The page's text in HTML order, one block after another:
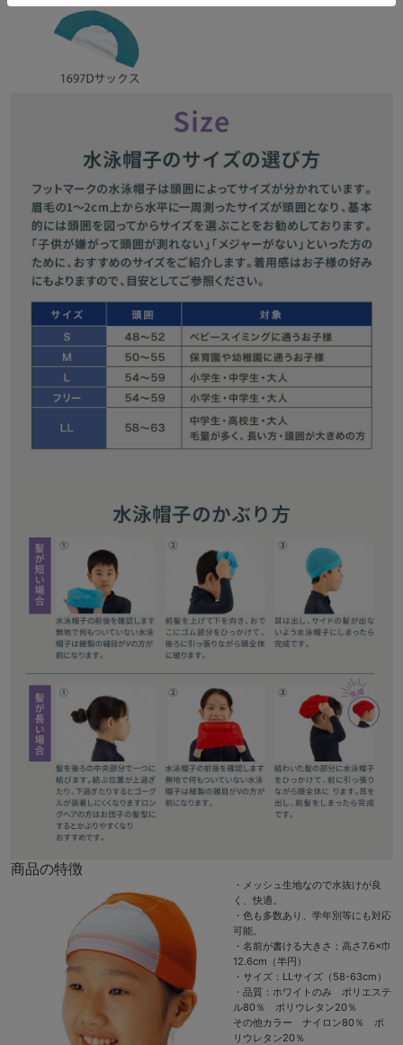
商品の特徴
・メッシュ生地なので水抜けが良
く、快適。
・色も多数あり、学年別等にも対応
可能。
・名前が書ける大きさ：高さ7.6×巾
12.6cm（半円）
・サイズ：LLサイズ（58-63cm）
・品質：ホワイトのみ ポリエステ
ル80％ ポリウレタン20％
その他カラー ナイロン80％ ポ
リウレタン20％